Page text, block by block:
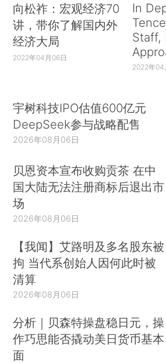
向松祚：宏观经济70
讲，带你了解国内外
经济大局
2022年04月06日
In
Staff,
2022年04
宇树科技IPO估值600亿元
DeepSeek参与战略配售
2026年08月06日
贝恩资本宣布收购贡茶 在中
国大陆无法注册商标后退出市
场
2026年08月06日
【我闻】艾路明及多名股东被
拘 当代系创始人因何此时被
清算
2026年08月06日
分析｜贝森特操盘稳日元，操
作巧思能否撬动美日货币基本
面